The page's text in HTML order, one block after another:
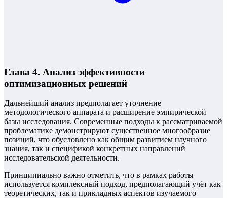
Глава 4. Анализ эффективности
оптимизационных решений
Дальнейший анализ предполагает уточнение
методологического аппарата и расширение эмпирической
базы исследования. Современные подходы к рассматриваемой
проблематике демонстрируют существенное многообразие
позиций, что обусловлено как общим развитием научного
знания, так и спецификой конкретных направлений
исследовательской деятельности.
Принципиально важно отметить, что в рамках работы
используется комплексный подход, предполагающий учёт как
теоретических, так и прикладных аспектов изучаемого